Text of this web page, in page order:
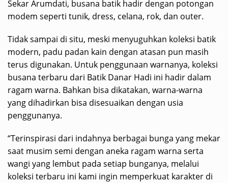
Sekar Arumdati, busana batik hadir dengan potongan
modem seperti tunik, dress, celana, rok, dan outer.
Tidak sampai di situ, meski menyuguhkan koleksi batik
modern, padu padan kain dengan atasan pun masih
terus digunakan. Untuk penggunaan warnanya, koleksi
busana terbaru dari Batik Danar Hadi ini hadir dalam
ragam warna. Bahkan bisa dikatakan, warna-warna
yang dihadirkan bisa disesuaikan dengan usia
penggunanya.
“Terinspirasi dari indahnya berbagai bunga yang mekar
saat musim semi dengan aneka ragam warna serta
wangi yang lembut pada setiap bunganya, melalui
koleksi terbaru ini kami ingin memperkuat karakter di